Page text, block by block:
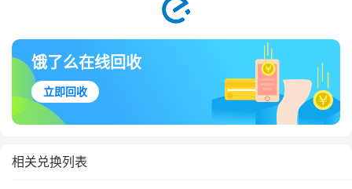
饿了么在线回收
立即回收
相关兑换列表